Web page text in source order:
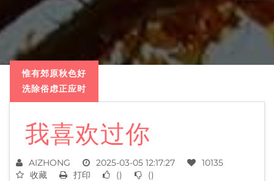
惟有郊原秋色好
洗除俗虑正应时
我喜欢过你
AIZHONG 2025-03-05 12:17:27
10135
收藏
打印 () ()